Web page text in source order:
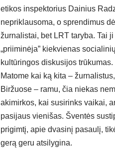
etikos inspektorius Dainius
nepriklausoma, o sprendimus
žurnalistai, bet LRT taryba. Tai
„priiminėja” kiekvienas
kultūringos diskusijos
Matome kai ką kita –
Biržuose – ramu, čia niekas
akimirkos, kai susirinks vaikai,
pasijaus vienišas. Šventės
prigimtį, apie dvasinį pasaulį,
gerą geru atsilygina.